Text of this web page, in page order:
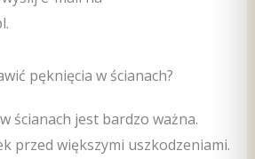
pęknięcia w ścianach?
ścianach jest bardzo ważna.
przed większymi uszkodzeniami.